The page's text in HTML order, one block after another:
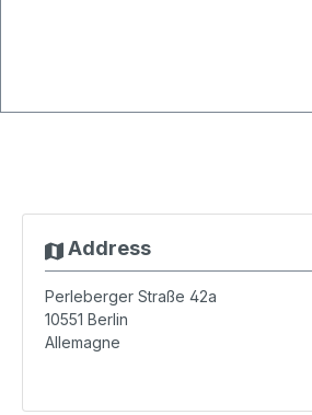
Address
Perleberger Straße 42a
10551 Berlin
Allemagne